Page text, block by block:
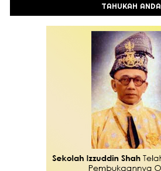
TAHUKAH ANDA